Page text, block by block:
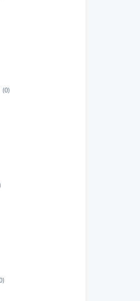
(0)
)